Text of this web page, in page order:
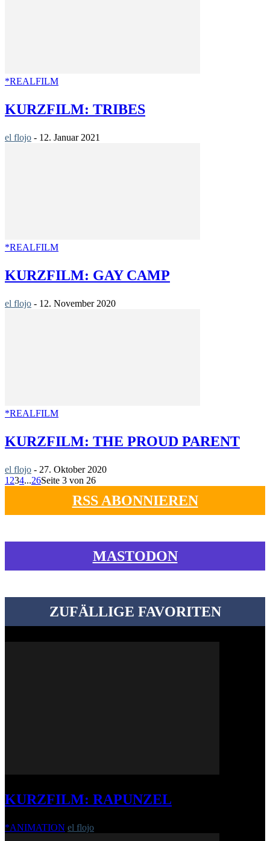
*REALFILM
KURZFILM: TRIBES
el flojo - 12. Januar 2021
*REALFILM
KURZFILM: GAY CAMP
el flojo - 12. November 2020
*REALFILM
KURZFILM: THE PROUD PARENT
el flojo - 27. Oktober 2020
1 234...26Seite 3 von 26
RSS ABONNIEREN
MASTODON
ZUFÄLLIGE FAVORITEN
KURZFILM: RAPUNZEL
*ANIMATION el flojo